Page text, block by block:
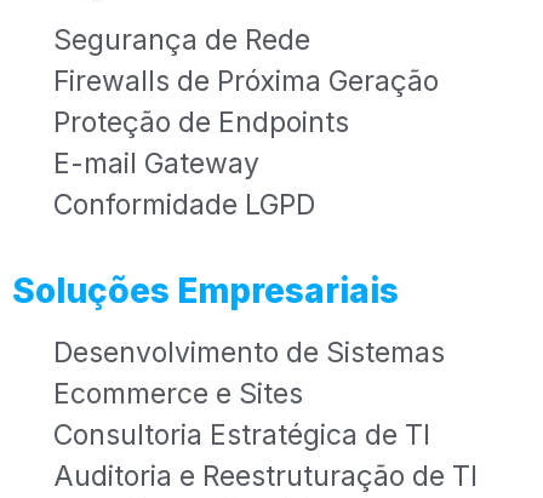
Segurança de Rede
Firewalls de Próxima Geração
Proteção de Endpoints
E-mail Gateway
Conformidade LGPD
Soluções Empresariais
Desenvolvimento de Sistemas
Ecommerce e Sites
Consultoria Estratégica de TI
Auditoria e Reestruturação de TI